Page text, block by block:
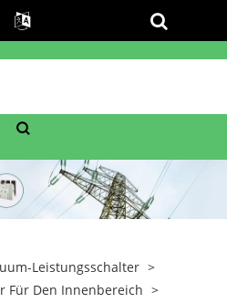
Leistungsschalter >
Für Den Innenbereich >